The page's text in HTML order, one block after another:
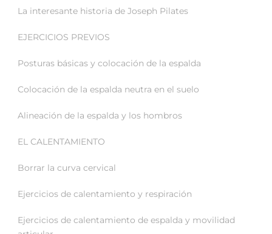
La interesante historia de Joseph Pilates
EJERCICIOS PREVIOS
Posturas básicas y colocación de la espalda
Colocación de la espalda neutra en el suelo
Alineación de la espalda y los hombros
EL CALENTAMIENTO
Borrar la curva cervical
Ejercicios de calentamiento y respiración
Ejercicios de calentamiento de espalda y movilidad